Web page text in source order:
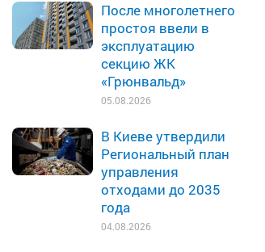
После многолетнего
простоя ввели в
эксплуатацию
секцию ЖК
«Грюнвальд»
05.08.2026
В Киеве утвердили
Региональный план
управления
отходами до 2035
года
04.08.2026